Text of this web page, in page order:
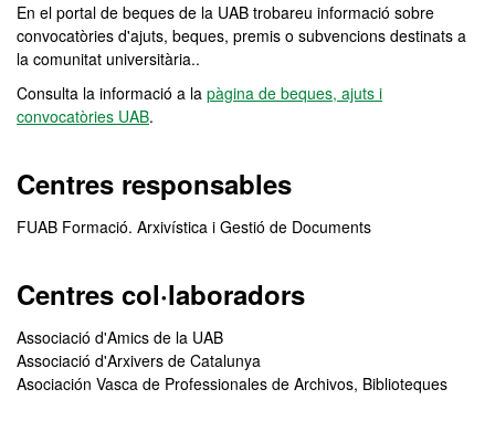
En el portal de beques de la UAB trobareu informació sobre
convocatòries d'ajuts, beques, premis o subvencions destinats a
la comunitat universitària..
Consulta la informació a la pàgina de beques, ajuts i
convocatòries UAB.
Centres responsables
FUAB Formació. Arxivística i Gestió de Documents
Centres col·laboradors
Associació d'Amics de la UAB
Associació d'Arxivers de Catalunya
Asociación Vasca de Professionales de Archivos, Biblioteques